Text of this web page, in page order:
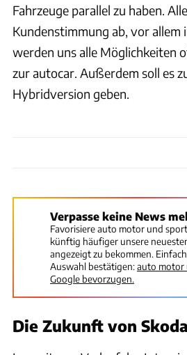
Fahrzeuge parallel zu haben.
Kundenstimmung ab, vor
werden uns alle Möglichkeiten
zur autocar. Außerdem soll es
Hybridversion geben.
Verpasse keine News
Favorisiere auto motor und
künftig häufiger unsere
angezeigt zu bekommen.
Auswahl bestätigen:auto motor
Google bevorzugen.
Die Zukunft von